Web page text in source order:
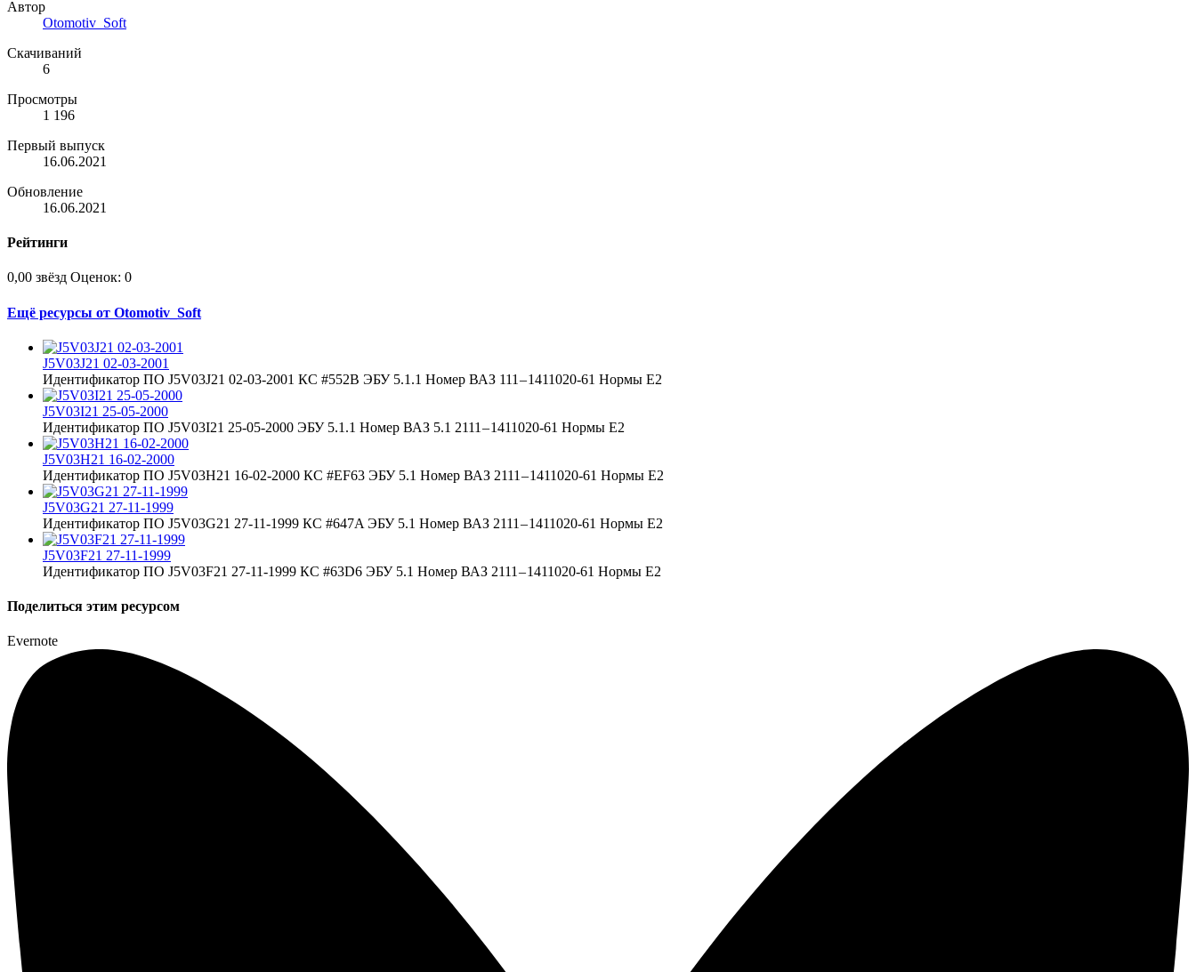
Автор
Otomotiv_Soft
Скачиваний
6
Просмотры
1 196
Первый выпуск
16.06.2021
Обновление
16.06.2021
Рейтинги
0,00 звёзд Оценок: 0
Ещё ресурсы от Otomotiv_Soft
J5V03J21 02-03-2001
Идентификатор ПО J5V03J21 02-03-2001 КС #552B ЭБУ 5.1.1 Номер ВАЗ 111 – 1411020-61 Нормы Е2
J5V03I21 25-05-2000
Идентификатор ПО J5V03I21 25-05-2000 ЭБУ 5.1.1 Номер ВАЗ 5.1 2111 – 1411020-61 Нормы Е2
J5V03H21 16-02-2000
Идентификатор ПО J5V03H21 16-02-2000 КС #EF63 ЭБУ 5.1 Номер ВАЗ 2111 – 1411020-61 Нормы Е2
J5V03G21 27-11-1999
Идентификатор ПО J5V03G21 27-11-1999 КС #647A ЭБУ 5.1 Номер ВАЗ 2111 – 1411020-61 Нормы Е2
J5V03F21 27-11-1999
Идентификатор ПО J5V03F21 27-11-1999 КС #63D6 ЭБУ 5.1 Номер ВАЗ 2111 – 1411020-61 Нормы Е2
Поделиться этим ресурсом
Evernote